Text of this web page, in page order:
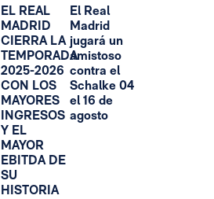
EL REAL
MADRID
CIERRA LA
TEMPORADA
2025-2026
CON LOS
MAYORES
INGRESOS
Y EL
MAYOR
EBITDA DE
SU
HISTORIA
El Real
Madrid
jugará un
amistoso
contra el
Schalke 04
el 16 de
agosto